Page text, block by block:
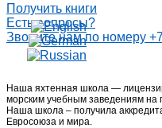
Получить книги
Есть вопросы?
Звоните нам по номеру
Наша яхтенная школа —
морским учебным заведениям на
Наша школа – получила
Евросоюза и мира.